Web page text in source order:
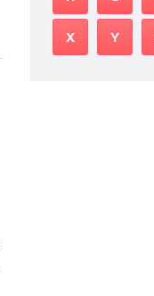
X Y